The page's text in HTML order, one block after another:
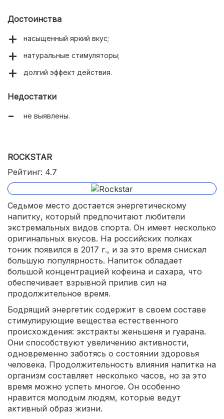
Достоинства
насыщенный яркий вкус;
натуральные стимуляторы;
долгий эффект действия.
Недостатки
не выявлены.
ROCKSTAR
Рейтинг: 4.7
Седьмое место достается энергетическому
напитку, который предпочитают любители
экстремальных видов спорта. Он имеет несколько
оригинальных вкусов. На российских полках
тоник появился в 2017 г., и за это время снискал
большую популярность. Напиток обладает
большой концентрацией кофеина и сахара, что
обеспечивает взрывной прилив сил на
продолжительное время.
Бодрящий энергетик содержит в своем составе
стимулирующие вещества естественного
происхождения: экстракты женьшеня и гуарана.
Они способствуют увеличению активности,
одновременно заботясь о состоянии здоровья
человека. Продолжительность влияния напитка на
организм составляет несколько часов, но за это
время можно успеть многое. Он особенно
нравится молодым людям, которые ведут
активный образ жизни.